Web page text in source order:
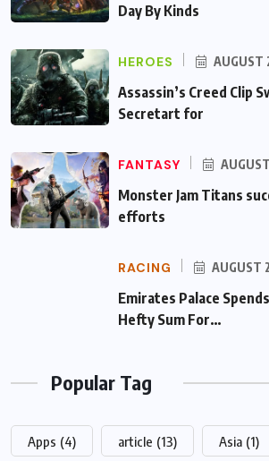
Day By Kinds
HEROES AUGUST
Assassin’s Creed Clip
Secretart for
FANTASY
Monster Jam Titans
efforts
RACING AUGUST
Emirates Palace
For…
Popular Tag
Apps (4) article (13) Asia (1)